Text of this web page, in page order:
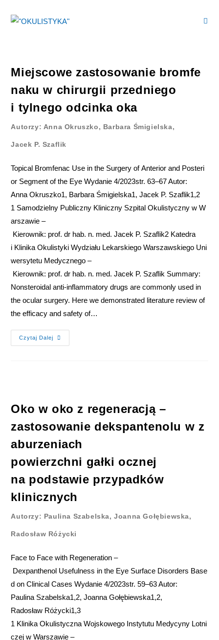
Miejscowe zastosowanie bromfe
naku w chirurgii przedniego
i tylnego odcinka oka
Autorzy: Anna Okruszko, Barbara Śmigielska,
Jacek P. Szaflik
Topical Bromfenac Use in the Surgery of Anterior and Posteri
or Segment of the Eye Wydanie 4/2023str. 63–67 Autor:
Anna Okruszko1, Barbara Śmigielska1, Jacek P. Szaflik1,2
1 Samodzielny Publiczny Kliniczny Szpital Okulistyczny w W
arszawie –
Kierownik: prof. dr hab. n. med. Jacek P. Szaflik2 Katedra
i Klinika Okulistyki Wydziału Lekarskiego Warszawskiego Uni
wersytetu Medycznego –
Kierownik: prof. dr hab. n. med. Jacek P. Szaflik Summary:
Nonsteroidal anti‑inflammatory drugs are commonly used in
the ocular surgery. Here we demonstrated literature review of
the efficacy and safety of…
Czytaj Dalej
Oko w oko z regeneracją –
zastosowanie dekspantenolu w z
aburzeniach
powierzchni gałki ocznej
na podstawie przypadków
klinicznych
Autorzy: Paulina Szabelska, Joanna Gołębiewska,
Radosław Różycki
Face to Face with Regeneration –
Dexpanthenol Usefulness in the Eye Surface Disorders Base
d on Clinical Cases Wydanie 4/2023str. 59–63 Autor:
Paulina Szabelska1,2, Joanna Gołębiewska1,2,
Radosław Różycki1,3
1 Klinika Okulistyczna Wojskowego Instytutu Medycyny Lotni
czej w Warszawie –